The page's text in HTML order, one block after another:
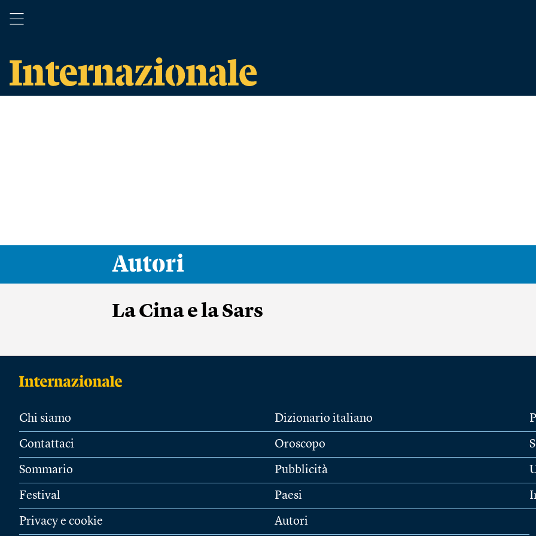
Autori
La Cina e la Sars
Chi siamo
Contattaci
Sommario
Festival
Privacy e cookie
Dizionario italiano
Oroscopo
Pubblicità
Paesi
Autori